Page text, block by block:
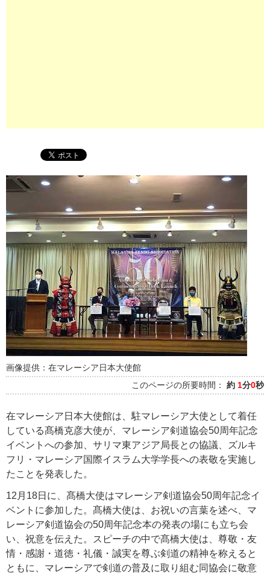
画像提供：在マレーシア日本大使館
このページの所要時間： 約 1分0秒
在マレーシア日本大使館は、駐マレーシア大使として着任
している髙橋克彦大使が、マレーシア剣道協会50周年記念
イベントへの参加、サリマ東アジア局長との協議、ズルキ
フリ・マレーシア国際イスラム大学学長への表敬を実施し
たことを発表した。
12月18日に、髙橋大使はマレーシア剣道協会50周年記念イ
ベントに参加した。髙橋大使は、お祝いの言葉を述べ、マ
レーシア剣道協会の50周年記念本の発表の場にも立ち会
い、祝意を伝えた。スピーチの中で髙橋大使は、尊敬・友
情・感謝・道徳・礼儀・誠実を尊ぶ剣道の精神を称えると
ともに、マレーシアで剣道の普及に取り組む同協会に敬意